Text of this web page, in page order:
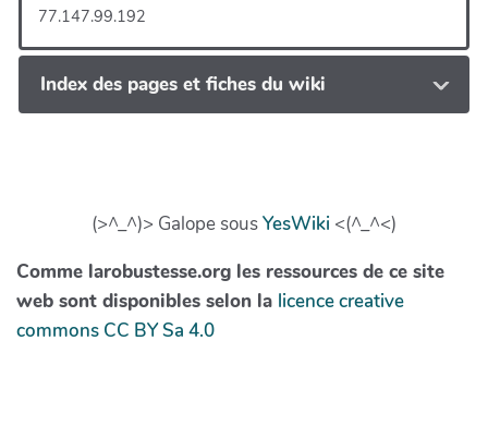
77.147.99.192
Index des pages et fiches du wiki
(>^_^)> Galope sousYesWiki <(^_^<)
Comme larobustesse.org les ressources de ce site
web sont disponibles selon la licence creative
commons CC BY Sa 4.0